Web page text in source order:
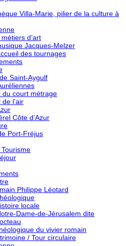
Villa-Marie, pilier de la culture à
d’art
Jacques-Melzer
des tournages
Saint-Aygulf
du court métrage
l’air
Côte d’Azur
Port-Fréjus
Tourisme
Philippe Léotard
locale
Dame-de-Jérusalem dite
du vivier romain
/ Tour circulaire